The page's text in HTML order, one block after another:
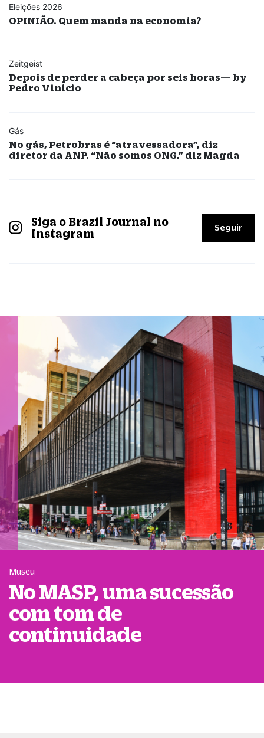
Eleições 2026
OPINIÃO. Quem manda na economia?
Zeitgeist
Depois de perder a cabeça por seis horas— by
Pedro Vinicio
Gás
No gás, Petrobras é “atravessadora”, diz
diretor da ANP. “Não somos ONG,” diz Magda
Siga o Brazil Journal no
Instagram
Seguir
Museu
No MASP, uma sucessão
com tom de
continuidade